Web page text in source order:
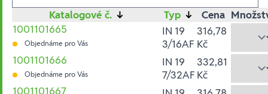
Katalogové č. ↓ Typ ↓ Cena
1001101665
Objednáme pro Vás
IN 19
3/16AF
316,78
Kč
1001101666
Objednáme pro Vás
IN 19
7/32AF
332,81
Kč
1001101667